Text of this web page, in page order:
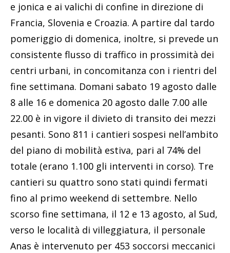
e jonica e ai valichi di confine in direzione di
Francia, Slovenia e Croazia. A partire dal tardo
pomeriggio di domenica, inoltre, si prevede un
consistente flusso di traffico in prossimità dei
centri urbani, in concomitanza con i rientri del
fine settimana. Domani sabato 19 agosto dalle
8 alle 16 e domenica 20 agosto dalle 7.00 alle
22.00 è in vigore il divieto di transito dei mezzi
pesanti. Sono 811 i cantieri sospesi nell’ambito
del piano di mobilità estiva, pari al 74% del
totale (erano 1.100 gli interventi in corso). Tre
cantieri su quattro sono stati quindi fermati
fino al primo weekend di settembre. Nello
scorso fine settimana, il 12 e 13 agosto, al Sud,
verso le località di villeggiatura, il personale
Anas è intervenuto per 453 soccorsi meccanici